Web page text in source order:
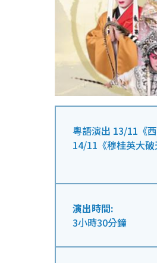
粵語演出 13/11《
14/11《穆桂英大
演出時間:
3小時30分鐘